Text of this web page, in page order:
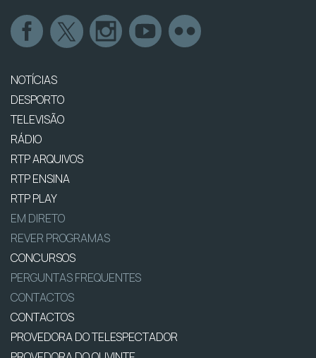
NOTÍCIAS
DESPORTO
TELEVISÃO
RÁDIO
RTP ARQUIVOS
RTP ENSINA
RTP PLAY
EM DIRETO
REVER PROGRAMAS
CONCURSOS
PERGUNTAS FREQUENTES
CONTACTOS
CONTACTOS
PROVEDORA DO TELESPECTADOR